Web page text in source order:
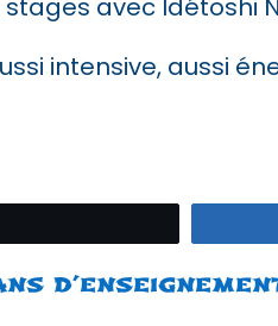
avec Idétoshi
intensive, aussi